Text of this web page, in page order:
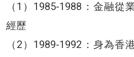
（1）1985-1988：金融從
經歷
（2）1989-1992：身為香